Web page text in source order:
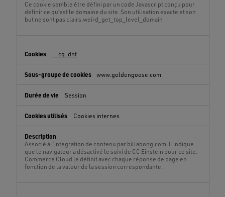
Ce cookie semble être défini par un code Javascript conçu pour
définir ce qu’est le domaine du site. Son utilisation exacte et son
but ne sont pas clairs.weird_get_top_level_domain
__cq_dnt
www.goldengoose.com
Session
Cookies internes
Associé à l’intégration de contenu par billabong.com. Il indique
que le navigateur a désactivé le suivi de CC Einstein pour ce site.
Commerce Cloud le définit avec chaque réponse de page en
fonction de la valeur de la session correspondante.